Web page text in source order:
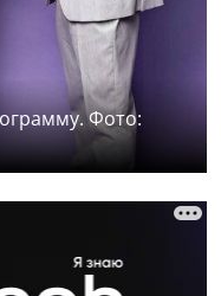
Фото: